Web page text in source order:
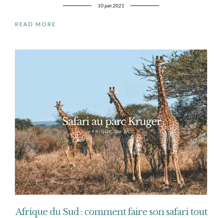
10 juin 2021
READ MORE
Afrique du Sud : comment faire son safari tout